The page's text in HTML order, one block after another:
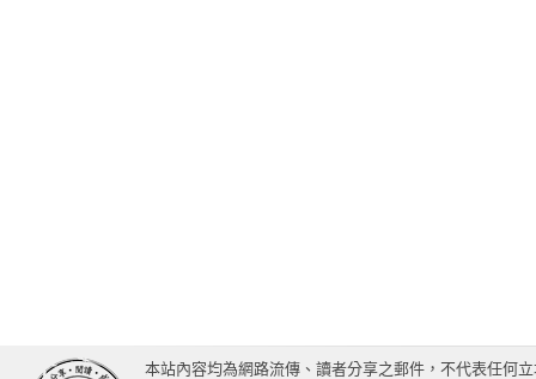
本站內容均為網路流傳、讀者分享之郵件，不代表任何